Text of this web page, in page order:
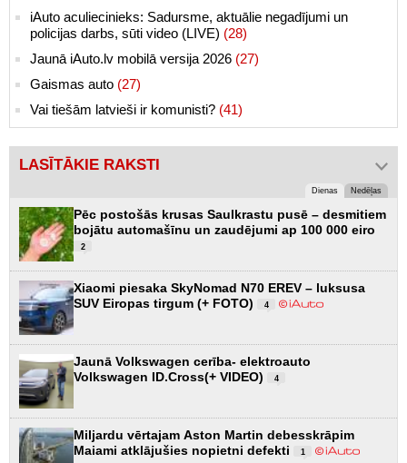
iAuto aculiecinieks: Sadursme, aktuālie negadījumi un
policijas darbs, sūti video (LIVE) (28)
Jaunā iAuto.lv mobilā versija 2026 (27)
Gaismas auto (27)
Vai tiešām latvieši ir komunisti? (41)
LASĪTĀKIE RAKSTI
Dienas Nedēļas
Pēc postošās krusas Saulkrastu pusē – desmitiem
bojātu automašīnu un zaudējumi ap 100 000 eiro
2
Xiaomi piesaka SkyNomad N70 EREV – luksusa
SUV Eiropas tirgum (+ FOTO)
4
Jaunā Volkswagen cerība- elektroauto
Volkswagen ID.Cross(+ VIDEO)
4
Miljardu vērtajam Aston Martin debesskrāpim
Maiami atklājušies nopietni defekti
1